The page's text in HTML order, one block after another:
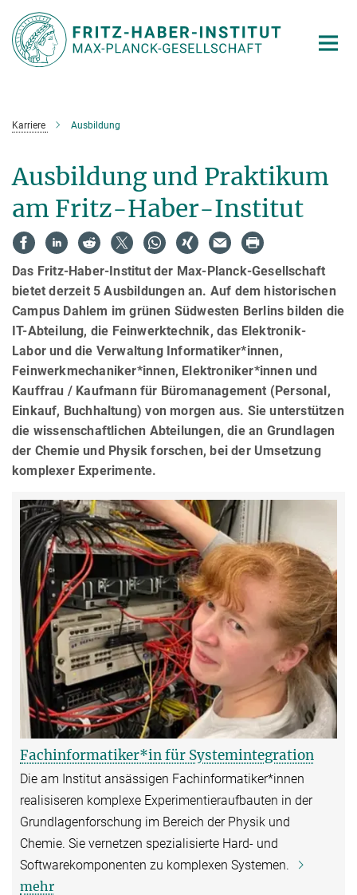
Hauptinhalt
Karriere Ausbildung
Ausbildung und Praktikum
am Fritz-Haber-Institut
Das Fritz-Haber-Institut der Max-Planck-Gesellschaft
bietet derzeit 5 Ausbildungen an. Auf dem historischen
Campus Dahlem im grünen Südwesten Berlins bilden die
IT-Abteilung, die Feinwerktechnik, das Elektronik-
Labor und die Verwaltung Informatiker*innen,
Feinwerkmechaniker*innen, Elektroniker*innen und
Kauffrau / Kaufmann für Büromanagement (Personal,
Einkauf, Buchhaltung) von morgen aus. Sie unterstützen
die wissenschaftlichen Abteilungen, die an Grundlagen
der Chemie und Physik forschen, bei der Umsetzung
komplexer Experimente.
Fachinformatiker*in für Systemintegration
Die am Institut ansässigen Fachinformatiker*innen
realisiseren komplexe Experimentieraufbauten in der
Grundlagenforschung im Bereich der Physik und
Chemie. Sie vernetzen spezialisierte Hard- und
Softwarekomponenten zu komplexen Systemen.
mehr